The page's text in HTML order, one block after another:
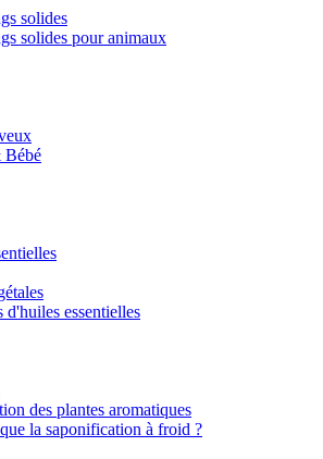
solides
solides pour animaux
Bébé
d'huiles essentielles
des plantes aromatiques
la saponification à froid ?